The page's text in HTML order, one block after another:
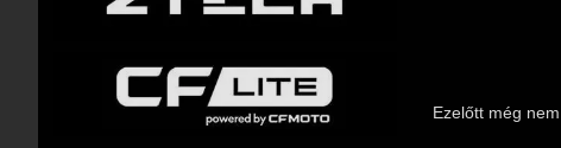
Ezelőtt még